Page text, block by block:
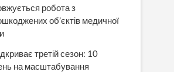
робота з
об’єктів медичної
третій сезон: 10
на масштабування